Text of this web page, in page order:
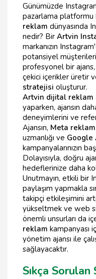
Günümüzde
pazarlama platformu
reklam dünyasında
nedir? Bir Artvin
markanızın
potansiyel
profesyonel bir
çekici içerikler üretir
stratejisi oluşturur.
Artvin dijital reklam
yaparken, ajansın
deneyimlerini ve
Ajansın, Meta
uzmanlığı ve Google
kampanyalarınızın
Dolayısıyla, doğru
hedeflerinize daha
Unutmayın, etkili bir
paylaşım yapmakla
takipçi etkileşimini
yükseltmek ve web
önemli unsurları da
reklam kampanyası
yönetim ajansı ile
sağlayacaktır.
Sıkça Sorulan